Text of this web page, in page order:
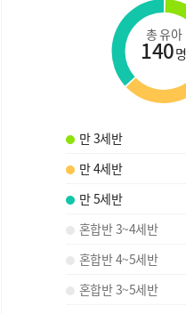
총 유아
140명
만 3세반
만 4세반
만 5세반
혼합반 3~4세반
혼합반 4~5세반
혼합반 3~5세반